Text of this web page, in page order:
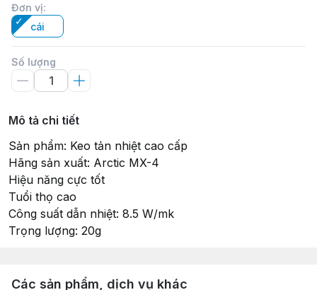
Đơn vị:
cái
Số lượng
Mô tả chi tiết
Sản phẩm: Keo tản nhiệt cao cấp
Hãng sản xuất: Arctic MX-4
Hiệu năng cực tốt
Tuổi thọ cao
Công suất dẫn nhiệt: 8.5 W/mk
Trọng lượng: 20g
Các sản phẩm, dịch vụ khác